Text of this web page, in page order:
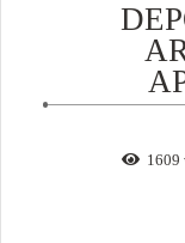
1609